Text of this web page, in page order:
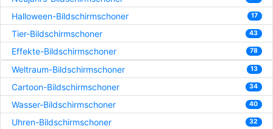
Halloween-Bildschirmschoner 17
Tier-Bildschirmschoner 43
Effekte-Bildschirmschoner 78
Weltraum-Bildschirmschoner 13
Cartoon-Bildschirmschoner 34
Wasser-Bildschirmschoner 40
Uhren-Bildschirmschoner 32